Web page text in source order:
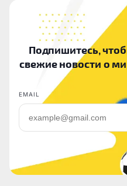
Подпишитесь,
свежие новости о
EMAIL